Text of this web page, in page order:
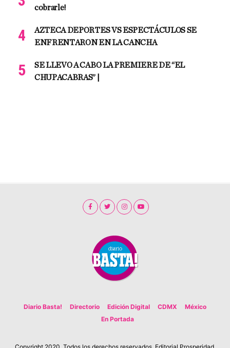
cobrarle!
AZTECA DEPORTES VS ESPECTÁCULOS SE
ENFRENTARON EN LA CANCHA
SE LLEVO A CABO LA PREMIERE DE “EL
CHUPACABRAS” |
Diario Basta! Directorio Edición Digital CDMX
México
En Portada